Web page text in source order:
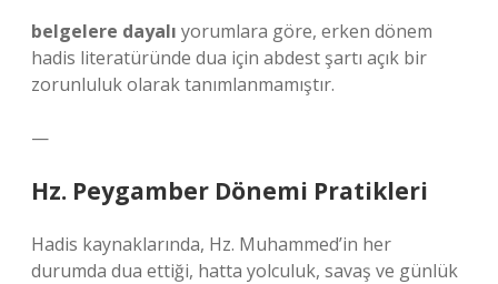
belgelere dayalı yorumlara göre, erken dönem
hadis literatüründe dua için abdest şartı açık bir
zorunluluk olarak tanımlanmamıştır.
—
Hz. Peygamber Dönemi Pratikleri
Hadis kaynaklarında, Hz. Muhammed’in her
durumda dua ettiği, hatta yolculuk, savaş ve günlük